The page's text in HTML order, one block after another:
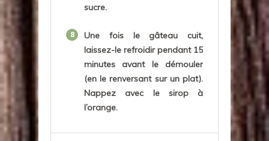
sucre.
8
Une fois le gâteau cuit,
laissez-le refroidir pendant 15
minutes avant le démouler
(en le renversant sur un plat).
Nappez avec le sirop à
l’orange.